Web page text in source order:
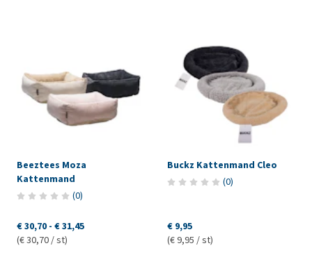
Beeztees Moza
Kattenmand
(0)
€ 30,70 - € 31,45
(€ 30,70 / st)
Buckz Kattenmand Cleo
(0)
€ 9,95
(€ 9,95 / st)